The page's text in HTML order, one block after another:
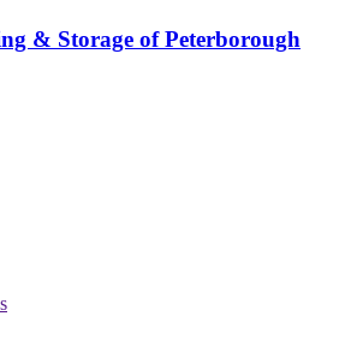
& Storage of Peterborough